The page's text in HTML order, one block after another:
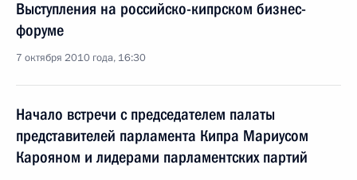
Выступления на российско-кипрском бизнес-
форуме
7 октября 2010 года, 16:30
Начало встречи с председателем палаты
представителей парламента Кипра Мариусом
Карояном и лидерами парламентских партий